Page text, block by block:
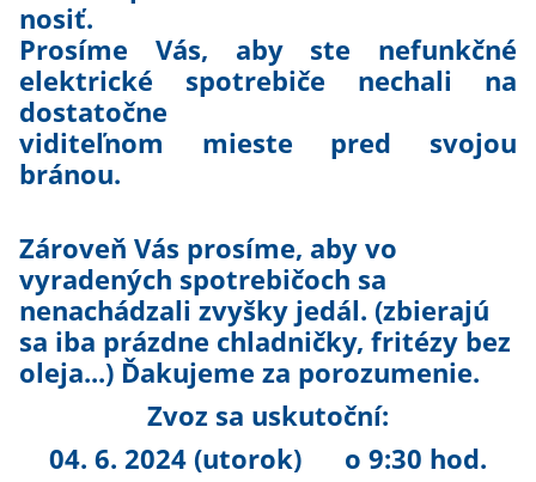
nosiť.
Prosíme Vás, aby ste nefunkčné
elektrické spotrebiče nechali na
dostatočne
viditeľnom mieste pred svojou
bránou.
Zároveň Vás prosíme, aby vo
vyradených spotrebičoch sa
nenachádzali zvyšky jedál. (zbierajú
sa iba prázdne chladničky, fritézy bez
oleja...) Ďakujeme za porozumenie.
Zvoz sa uskutoční:
04. 6. 2024 (utorok) o 9:30 hod.